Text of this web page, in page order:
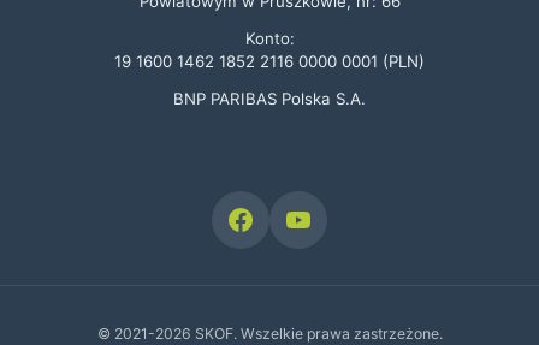
Konto:
19 1600 1462 1852 2116 0000 0001 (PLN)
BNP PARIBAS Polska S.A.
© 2021-2026 SKOF. Wszelkie prawa zastrzeżone.